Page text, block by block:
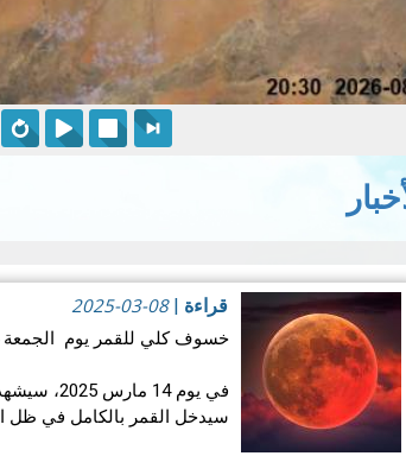
قراءة |
2025-03-08
خسوف كلي للقمر يوم الجمعة 14 مارس
في يوم 14
سيدخل القمر بالكامل في ظل